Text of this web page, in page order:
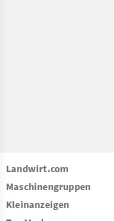
Landwirt.com
Maschinengruppen
Kleinanzeigen